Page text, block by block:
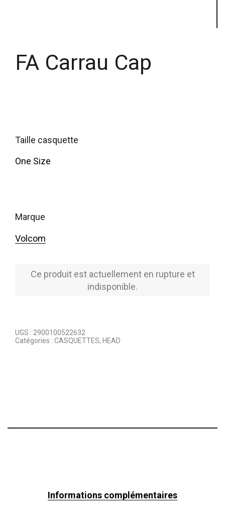
FA Carrau Cap
taille casquette
One Size
marque
Volcom
Ce produit est actuellement en rupture et
indisponible.
UGS : 2900100522632
Catégories : CASQUETTES, HEAD
Informations complémentaires